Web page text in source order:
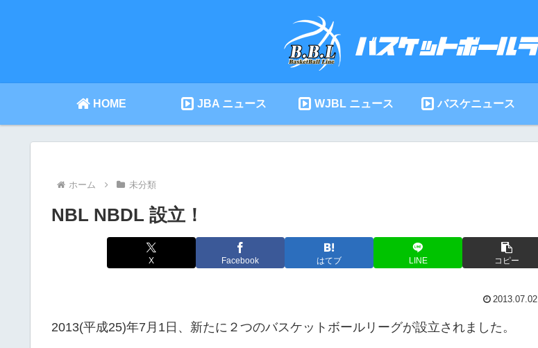
HOME JBA ニュース WJBL ニュース バスケニュース
ホーム 未分類
NBL NBDL 設立！
X Facebook はてブ LINE コピー
2013.07.02
2013(平成25)年7月1日、新たに２つのバスケットボールリーグが設立されました。